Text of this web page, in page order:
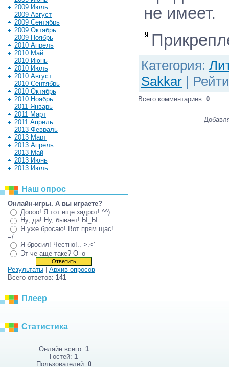
2009 Июль
2009 Август
2009 Сентябрь
2009 Октябрь
2009 Ноябрь
2010 Апрель
2010 Май
2010 Июнь
2010 Июль
2010 Август
2010 Сентябрь
2010 Октябрь
2010 Ноябрь
2011 Январь
2011 Март
2011 Апрель
2013 Февраль
2013 Март
2013 Апрель
2013 Май
2013 Июнь
2013 Июль
Наш опрос
Онлайн-игры. А вы играете?
Доооо! Я тот еще задрот! ^^)
Ну, да! Ну, бывает! Ы_Ы
Я уже бросаю! Вот прям щас!
=/
Я бросил! Честно!.. >.<'
Эт че аще таке? О_о
Результаты
Архив опросов
Всего ответов: 141
Плеер
Статистика
Онлайн всего: 1
Гостей: 1
Пользователей: 0
не имеет.
Категория:
Sakkar |
Всего комментариев: 0